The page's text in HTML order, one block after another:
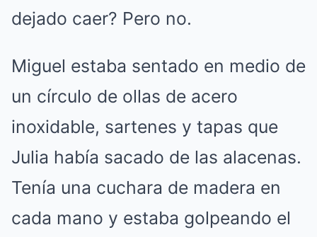
dejado caer? Pero no.
Miguel estaba sentado en medio de
un círculo de ollas de acero
inoxidable, sartenes y tapas que
Julia había sacado de las alacenas.
Tenía una cuchara de madera en
cada mano y estaba golpeando el